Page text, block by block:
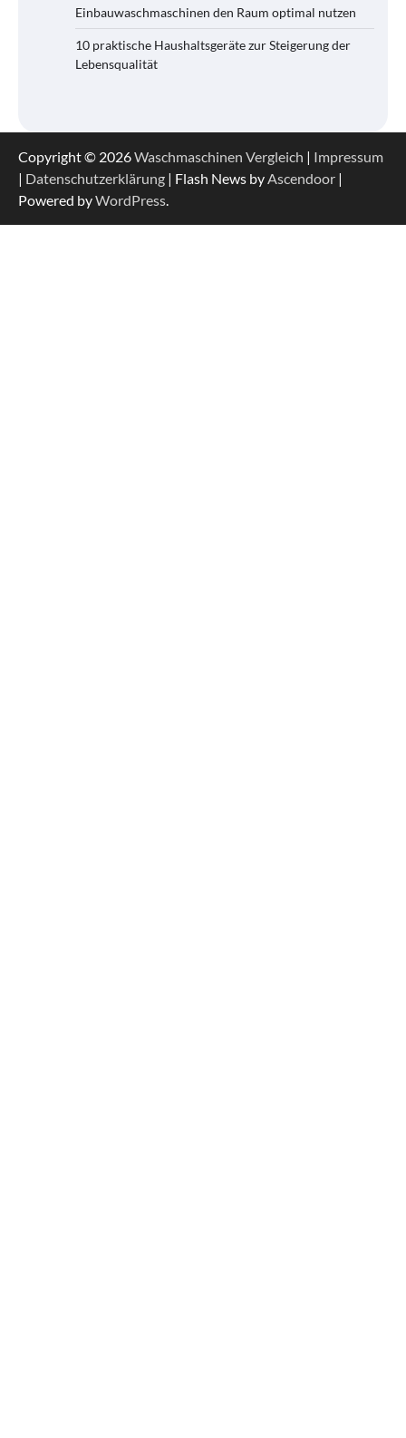
Einbauwaschmaschinen den Raum optimal nutzen
10 praktische Haushaltsgeräte zur Steigerung der
Lebensqualität
Copyright © 2026Waschmaschinen Vergleich | Impressum
| Datenschutzerklärung | Flash News byAscendoor |
Powered byWordPress.